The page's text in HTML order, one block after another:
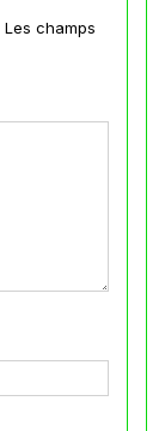
Les champs